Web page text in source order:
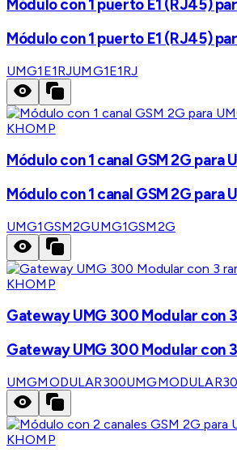
Módulo con 1 puerto E1 (RJ45)
Módulo con 1 puerto E1 (RJ45)
UMG1E1RJUMG1E1RJ
KHOMP
Módulo con 1 canal GSM 2G para
Módulo con 1 canal GSM 2G para
UMG1GSM2GUMG1GSM2G
KHOMP
Gateway UMG 300 Modular con
Gateway UMG 300 Modular con
UMGMODULAR300
KHOMP